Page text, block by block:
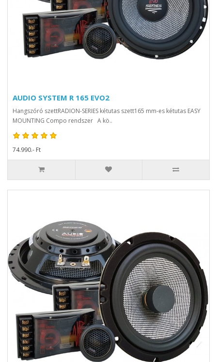
AUDIO SYSTEM R 165 EVO2
Hangszóró szettRADION-SERIES kétutas szett165 mm-es kétutas EASY
MOUNTING Compo rendszer A kö..
74.990.- Ft